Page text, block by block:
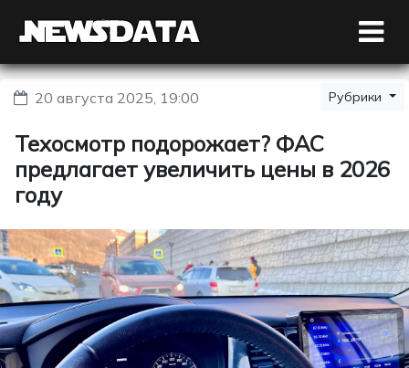
20 августа 2025, 19:00 Рубрики
Техосмотр подорожает? ФАС
предлагает увеличить цены в 2026
году